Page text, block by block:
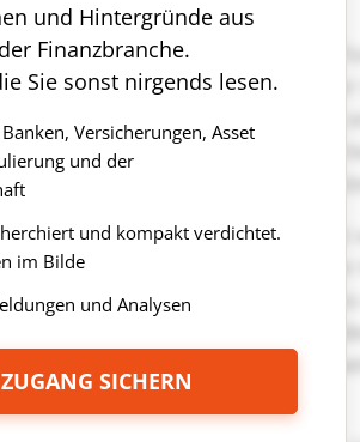
und Hintergründe aus
Finanzbranche.
Sie sonst nirgends lesen.
Versicherungen, Asset
und der
und kompakt verdichtet.
im Bilde
und Analysen
ZUGANG SICHERN